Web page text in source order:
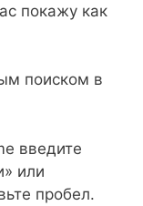
покажу как
поиском в
введите
или
пробел.